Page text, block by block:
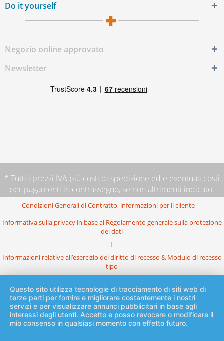
Do it yourself
Negozio online approvato
Newsletter
* Tutti i prezzi IVA più costi di spedizione ed e eventuali costi
per pagamenti in contrassegno, se non altrimenti indicato.
Condizioni Generali di Contratto, informazioni per il cliente
Informativa sulla privacy in base al Regolamento generale sulla protezione
dei dati
Informazioni relative all’esercizio del diritto di recesso & Modulo di recesso
tipo
Questo sito utilizza tecnologie di tracciamento di siti web di
terze parti per fornire e migliorare costantemente i nostri
servizi e per visualizzare annunci pubblicitari in base agli
interessi degli utenti. Accetto e posso revocare o modificare il
mio consenso in qualsiasi momento con effetto futuro.